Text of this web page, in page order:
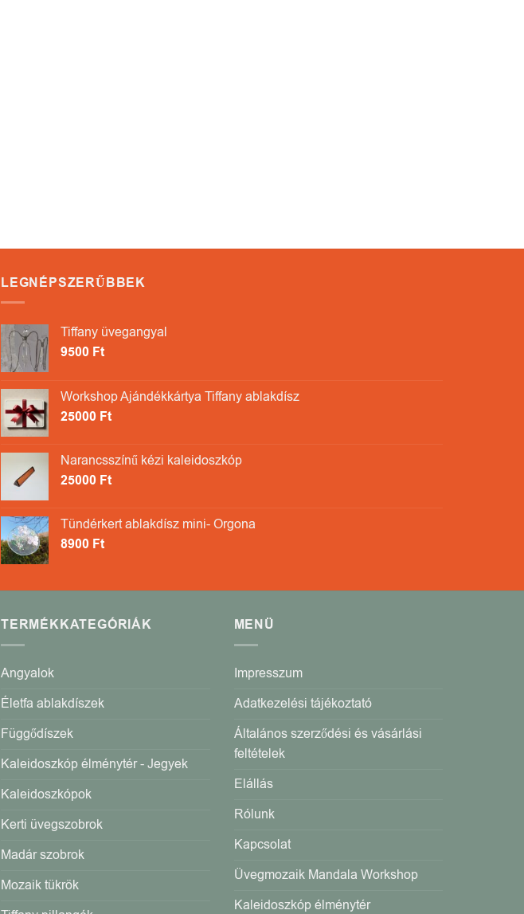
LEGNÉPSZERŰBBEK
Tiffany üvegangyal
9500 Ft
Workshop Ajándékkártya Tiffany ablakdísz
25000 Ft
Narancsszínű kézi kaleidoszkóp
25000 Ft
Tündérkert ablakdísz mini- Orgona
8900 Ft
TERMÉKKATEGÓRIÁK
Angyalok
Életfa ablakdíszek
Függődíszek
Kaleidoszkóp élménytér - Jegyek
Kaleidoszkópok
Kerti üvegszobrok
Madár szobrok
Mozaik tükrök
MENÜ
Impresszum
Adatkezelési tájékoztató
Általános szerződési és vásárlási
feltételek
Elállás
Rólunk
Kapcsolat
Üvegmozaik Mandala Workshop
Kaleidoszkóp élménytér